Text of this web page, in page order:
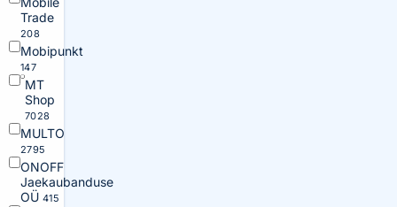
Trade
208
Mobipunkt
147
MT
Shop
7028
MULTO
2795
ONOFF
Jaekaubanduse
OÜ 415